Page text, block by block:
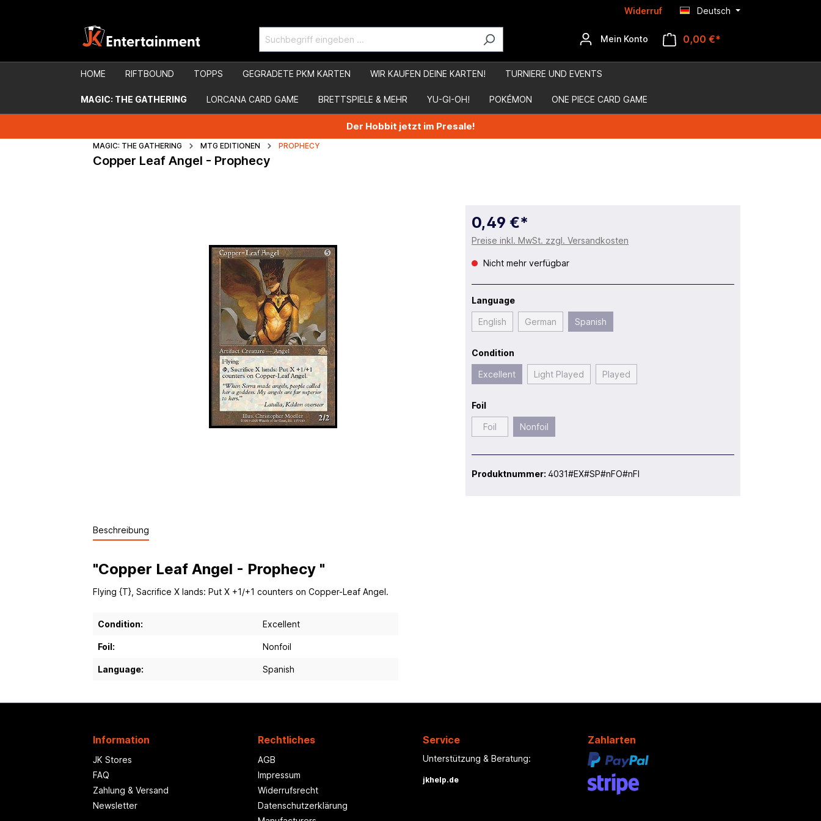
Widerruf Deutsch
Mein Konto 0,00 €*
HOME RIFTBOUND TOPPS GEGRADETE PKM KARTEN WIR KAUFEN DEINE KARTEN! TURNIERE UND EVENTS
MAGIC: THE GATHERING LORCANA CARD GAME BRETTSPIELE & MEHR YU-GI-OH! POKÉMON ONE PIECE CARD GAME
Der Hobbit jetzt im Presale!
MAGIC: THE GATHERING MTG EDITIONEN PROPHECY
Copper Leaf Angel - Prophecy
0,49 €*
Preise inkl. MwSt. zzgl. Versandkosten
Nicht mehr verfügbar
Language
English German Spanish
Condition
Excellent Light Played Played
Foil
Foil Nonfoil
Produktnummer: 4031#EX#SP#nFO#nFI
Beschreibung
"Copper Leaf Angel - Prophecy "
Flying {T}, Sacrifice X lands: Put X +1/+1 counters on Copper-Leaf Angel.
Condition: Excellent
Foil: Nonfoil
Language: Spanish
Information
JK Stores
FAQ
Zahlung & Versand
Newsletter
Rechtliches
AGB
Impressum
Widerrufsrecht
Datenschutzerklärung
Service
Unterstützung & Beratung:
jkhelp.de
Zahlarten